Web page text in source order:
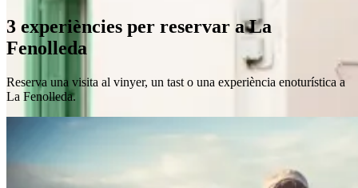
3 experiències per reservar a La
Fenolleda
Reserva una visita al vinyer, un tast o una experiència enoturística a
La Fenolleda.